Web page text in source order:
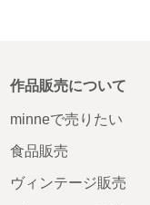
作品販売について
minneで売りたい
食品販売
ヴィンテージ販売